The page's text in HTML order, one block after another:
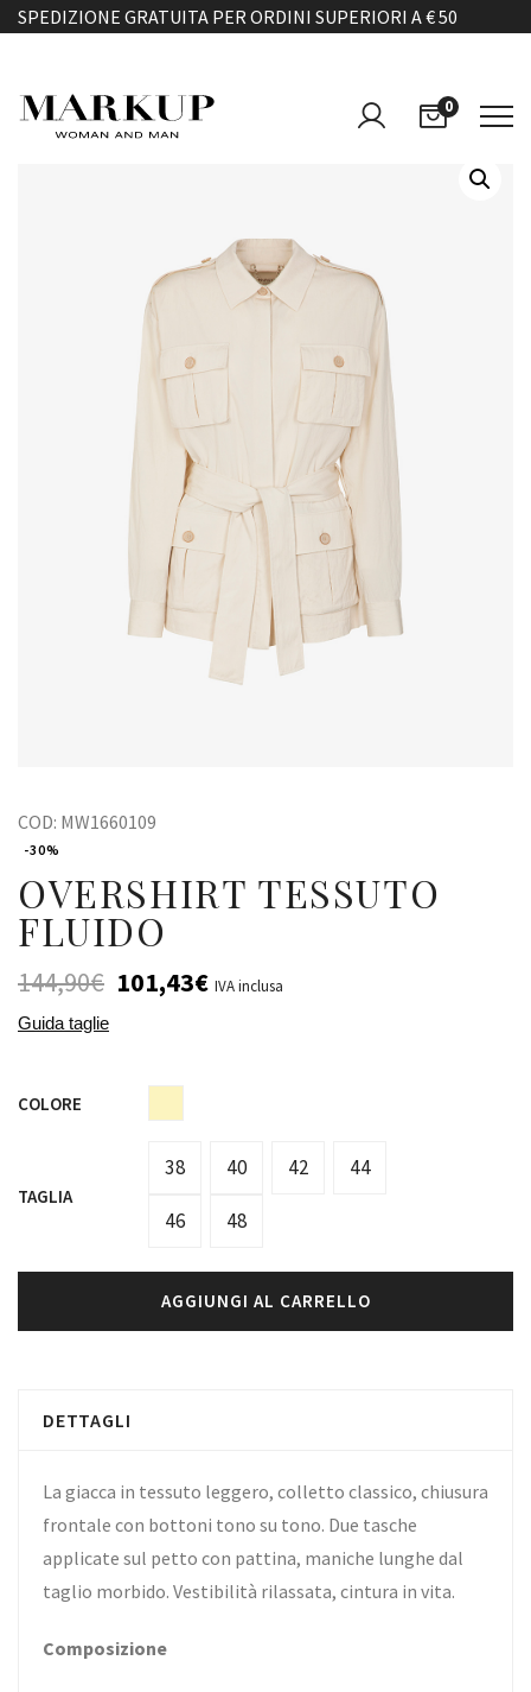
SPEDIZIONE GRATUITA PER ORDINI SUPERIORI A € 50
0
COD: MW1660109
-30%
OVERSHIRT TESSUTO
FLUIDO
144,90€ 101,43€ IVA inclusa
Guida taglie
COLORE
TAGLIA
38 40 42 44
46 48
AGGIUNGI AL CARRELLO
DETTAGLI
La giacca in tessuto leggero, colletto classico, chiusura
frontale con bottoni tono su tono. Due tasche
applicate sul petto con pattina, maniche lunghe dal
taglio morbido. Vestibilità rilassata, cintura in vita.
Composizione